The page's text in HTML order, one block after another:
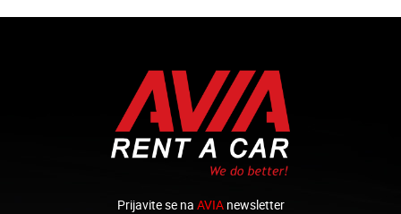
Prijavite se na AVIAnewsletter